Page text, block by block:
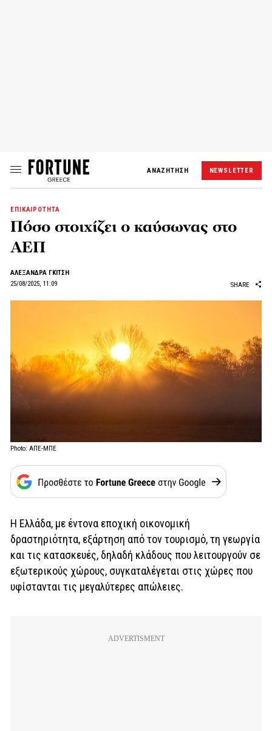
ΑΝΑΖΗΤΗΣΗ NEWSLETTER
ΕΠΙΚΑΙΡΟΤΗΤΑ
Πόσο στοιχίζει ο καύσωνας στο
ΑΕΠ
AΛΕΞΑΝΔΡΑ ΓΚΙΤΣΗ
25/08/2025, 11:09
SHARE
Photo: ΑΠΕ-ΜΠΕ
Η Ελλάδα, με έντονα εποχική οικονομική
δραστηριότητα, εξάρτηση από τον τουρισμό, τη γεωργία
και τις κατασκευές, δηλαδή κλάδους που λειτουργούν σε
εξωτερικούς χώρους, συγκαταλέγεται στις χώρες που
υφίστανται τις μεγαλύτερες απώλειες.